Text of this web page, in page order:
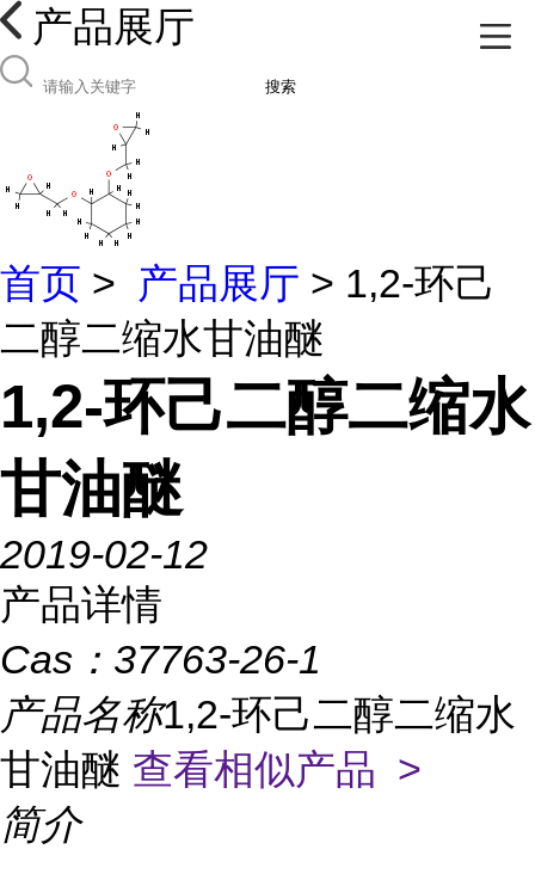
产品展厅
搜索
首页 > 产品展厅 > 1,2-环己
二醇二缩水甘油醚
1,2-环己二醇二缩水
甘油醚
2019-02-12
产品详情
Cas： 37763-26-1
产品名称1,2-环己二醇二缩水
甘油醚 查看相似产品 >
简介